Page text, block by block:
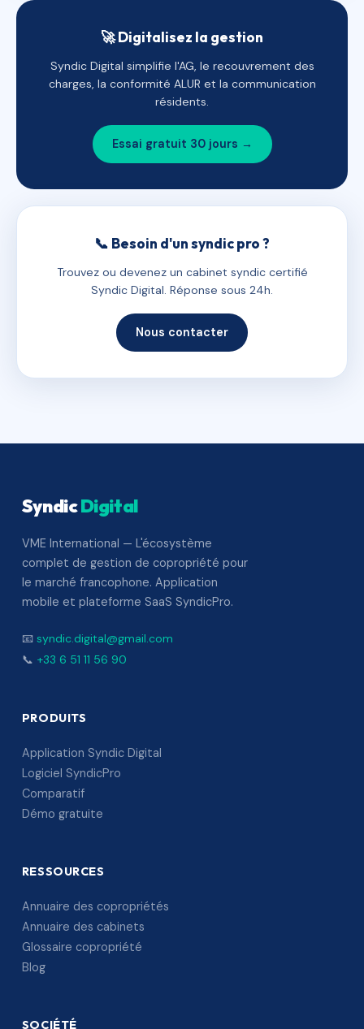
🚀 Digitalisez la gestion
Syndic Digital simplifie l'AG, le recouvrement des
charges, la conformité ALUR et la communication
résidents.
Essai gratuit 30 jours →
📞 Besoin d'un syndic pro ?
Trouvez ou devenez un cabinet syndic certifié
Syndic Digital. Réponse sous 24h.
Nous contacter
SyndicDigital
VME International — L'écosystème
complet de gestion de copropriété pour
le marché francophone. Application
mobile et plateforme SaaS SyndicPro.
📧 syndic.digital@gmail.com
📞 +33 6 51 11 56 90
PRODUITS
Application Syndic Digital
Logiciel SyndicPro
Comparatif
Démo gratuite
RESSOURCES
Annuaire des copropriétés
Annuaire des cabinets
Glossaire copropriété
Blog
SOCIÉTÉ